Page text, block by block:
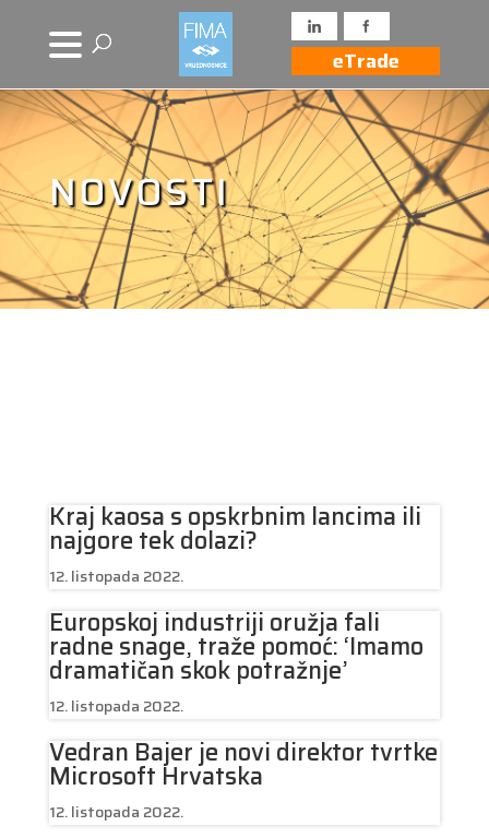
eTrade
NOVOSTI
Kraj kaosa s opskrbnim lancima ili
najgore tek dolazi?
12. listopada 2022.
Europskoj industriji oružja fali
radne snage, traže pomoć: ‘Imamo
dramatičan skok potražnje’
12. listopada 2022.
Vedran Bajer je novi direktor tvrtke
Microsoft Hrvatska
12. listopada 2022.